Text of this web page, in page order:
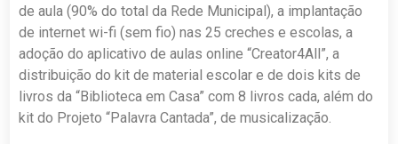
de aula (90% do total da Rede Municipal), a implantação
de internet wi-fi (sem fio) nas 25 creches e escolas, a
adoção do aplicativo de aulas online “Creator4All”, a
distribuição do kit de material escolar e de dois kits de
livros da “Biblioteca em Casa” com 8 livros cada, além do
kit do Projeto “Palavra Cantada”, de musicalização.